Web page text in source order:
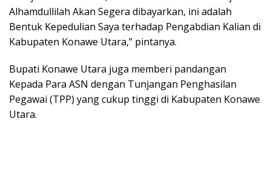
Alhamdullilah Akan Segera dibayarkan, ini adalah
Bentuk Kepedulian Saya terhadap Pengabdian Kalian di
Kabupaten Konawe Utara,” pintanya.
Bupati Konawe Utara juga memberi pandangan
Kepada Para ASN dengan Tunjangan Penghasilan
Pegawai (TPP) yang cukup tinggi di Kabupaten Konawe
Utara.